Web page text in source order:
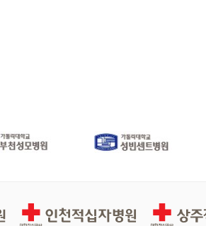
인천적십자병원 상주적십자